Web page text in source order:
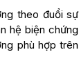
theo đuổi sự
hệ biện chứng
phù hợp trên